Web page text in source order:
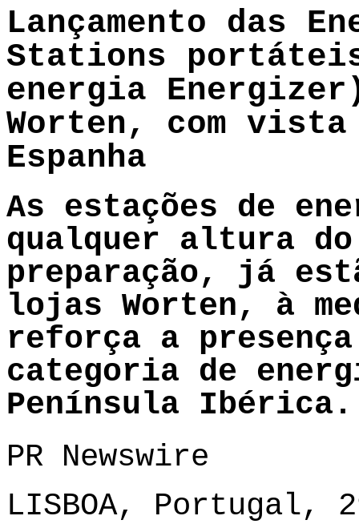
Lançamento das
Stations
energia
Worten, com vista
Espanha
As estações de
qualquer altura
preparação, já
lojas Worten, à
reforça a
categoria de
Península Ibérica.
PR Newswire
LISBOA, Portugal,